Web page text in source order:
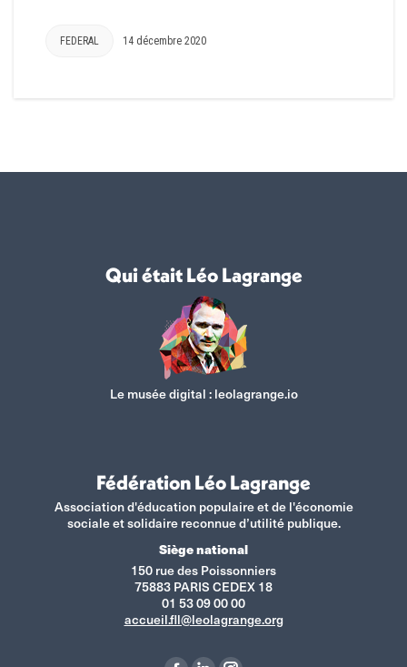
FEDERAL 14 décembre 2020
Qui était Léo Lagrange
Le musée digital : leolagrange.io
Fédération Léo Lagrange
Association d'éducation populaire et de l'économie
sociale et solidaire reconnue d’utilité publique.
Siège national
150 rue des Poissonniers
75883 PARIS CEDEX 18
01 53 09 00 00
accueil.fll@leolagrange.org